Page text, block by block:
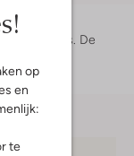
op
en
te
maat s. De